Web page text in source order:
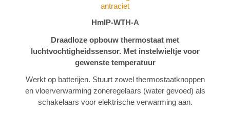
antraciet
HmIP-WTH-A
Draadloze opbouw thermostaat met
luchtvochtigheidssensor. Met instelwieltje voor
gewenste temperatuur
Werkt op batterijen. Stuurt zowel thermostaatknoppen
en vloerverwarming zoneregelaars (water gevoed) als
schakelaars voor elektrische verwarming aan.